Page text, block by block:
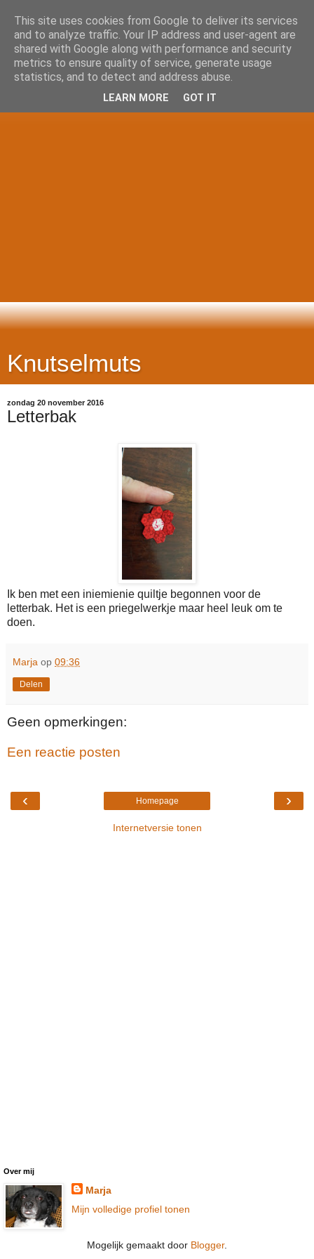
Knutselmuts
zondag 20 november 2016
Letterbak
Ik ben met een iniemienie quiltje begonnen voor de
letterbak. Het is een priegelwerkje maar heel leuk om te
doen.
Marja op 09:36
Delen
Geen opmerkingen:
Een reactie posten
‹ ›
Homepage
Internetversie tonen
Over mij
Marja
Mijn volledige profiel tonen
Mogelijk gemaakt door Blogger.
This site uses cookies from Google to deliver its services
and to analyze traffic. Your IP address and user-agent are
shared with Google along with performance and security
metrics to ensure quality of service, generate usage
statistics, and to detect and address abuse.
LEARN MORE GOT IT